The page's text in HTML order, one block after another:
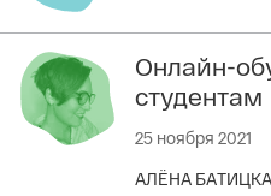
Онлайн-
студентам
25 ноября 2021
АЛЁНА